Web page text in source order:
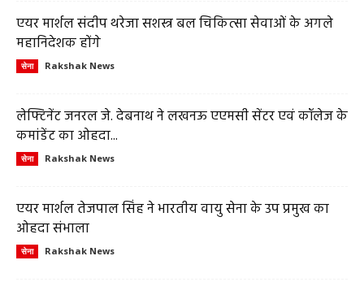
एयर मार्शल संदीप थरेजा सशस्त्र बल चिकित्सा सेवाओं के अगले
महानिदेशक होंगे
सेना Rakshak News
लेफ्टिनेंट जनरल जे. देबनाथ ने लखनऊ एएमसी सेंटर एवं कॉलेज के
कमांडेंट का ओहदा...
सेना Rakshak News
एयर मार्शल तेजपाल सिंह ने भारतीय वायु सेना के उप प्रमुख का
ओहदा संभाला
सेना Rakshak News